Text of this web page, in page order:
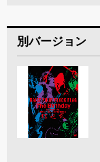
別バージョン